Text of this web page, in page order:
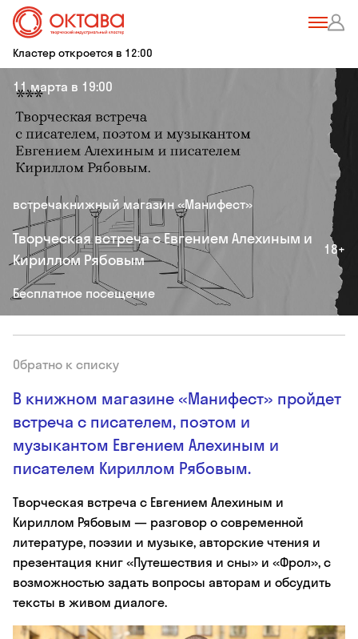
Кластер откроется в 12:00
11 марта в 19:00
встречакнижный магазин «Манифест»
Творческая встреча с Евгением Алехиным и
Кириллом Рябовым
18+
Бесплатное посещение
В книжном магазине «Манифест» пройдет
встреча с писателем, поэтом и
музыкантом Евгением Алехиным и
писателем Кириллом Рябовым.
Творческая встреча с Евгением Алехиным и
Кириллом Рябовым — разговор о современной
литературе, поэзии и музыке, авторские чтения и
презентация книг «Путешествия и сны» и «Фрол», с
возможностью задать вопросы авторам и обсудить
тексты в живом диалоге.
Обратно к списку